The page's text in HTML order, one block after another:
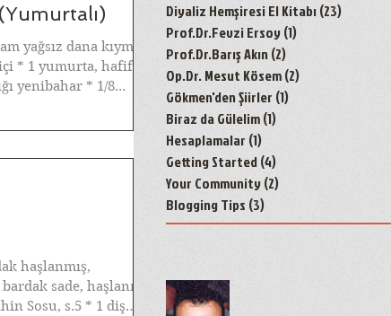
yağsız dana kıyması
çırpılmış * 1/4 Ç.kaşığı yenibahar * 1/8...
haşlanmış,
Diyaliz Hemşiresi El Kitabı(23)
Prof.Dr.Fevzi Ersoy(1)
Prof.Dr.Barış Akın(2)
Op.Dr. Mesut Kösem(2)
Gökmen'den Şiirler (1)
Biraz da Gülelim(1)
Hesaplamalar (1)
Getting Started(4)
Your Community(2)
Blogging Tips (3)